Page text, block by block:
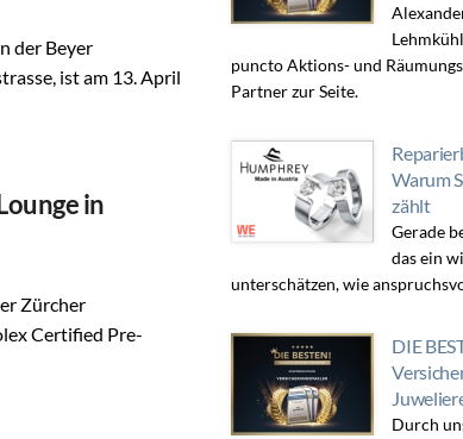
der Beyer
ist am 13. April
in
Zürcher
Certified Pre-
puncto Aktions- und
Partner zur Seite.
Warum
zählt
Gerade
das ein
unterschätzen, wie
DIE
Durch